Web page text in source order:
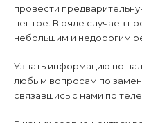
провести
центре. В ряде случаев
небольшим и недорогим
Узнать информацию по
любым вопросам по
связавшись с нами по